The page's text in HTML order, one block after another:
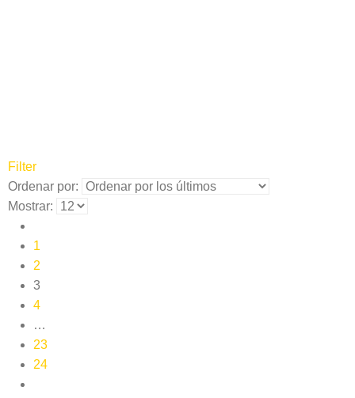
Filter
Ordenar por:
Mostrar:
1
2
3
4
…
23
24